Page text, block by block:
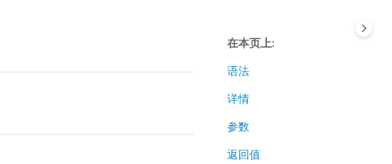
在本页上
语法
详情
参数
返回值